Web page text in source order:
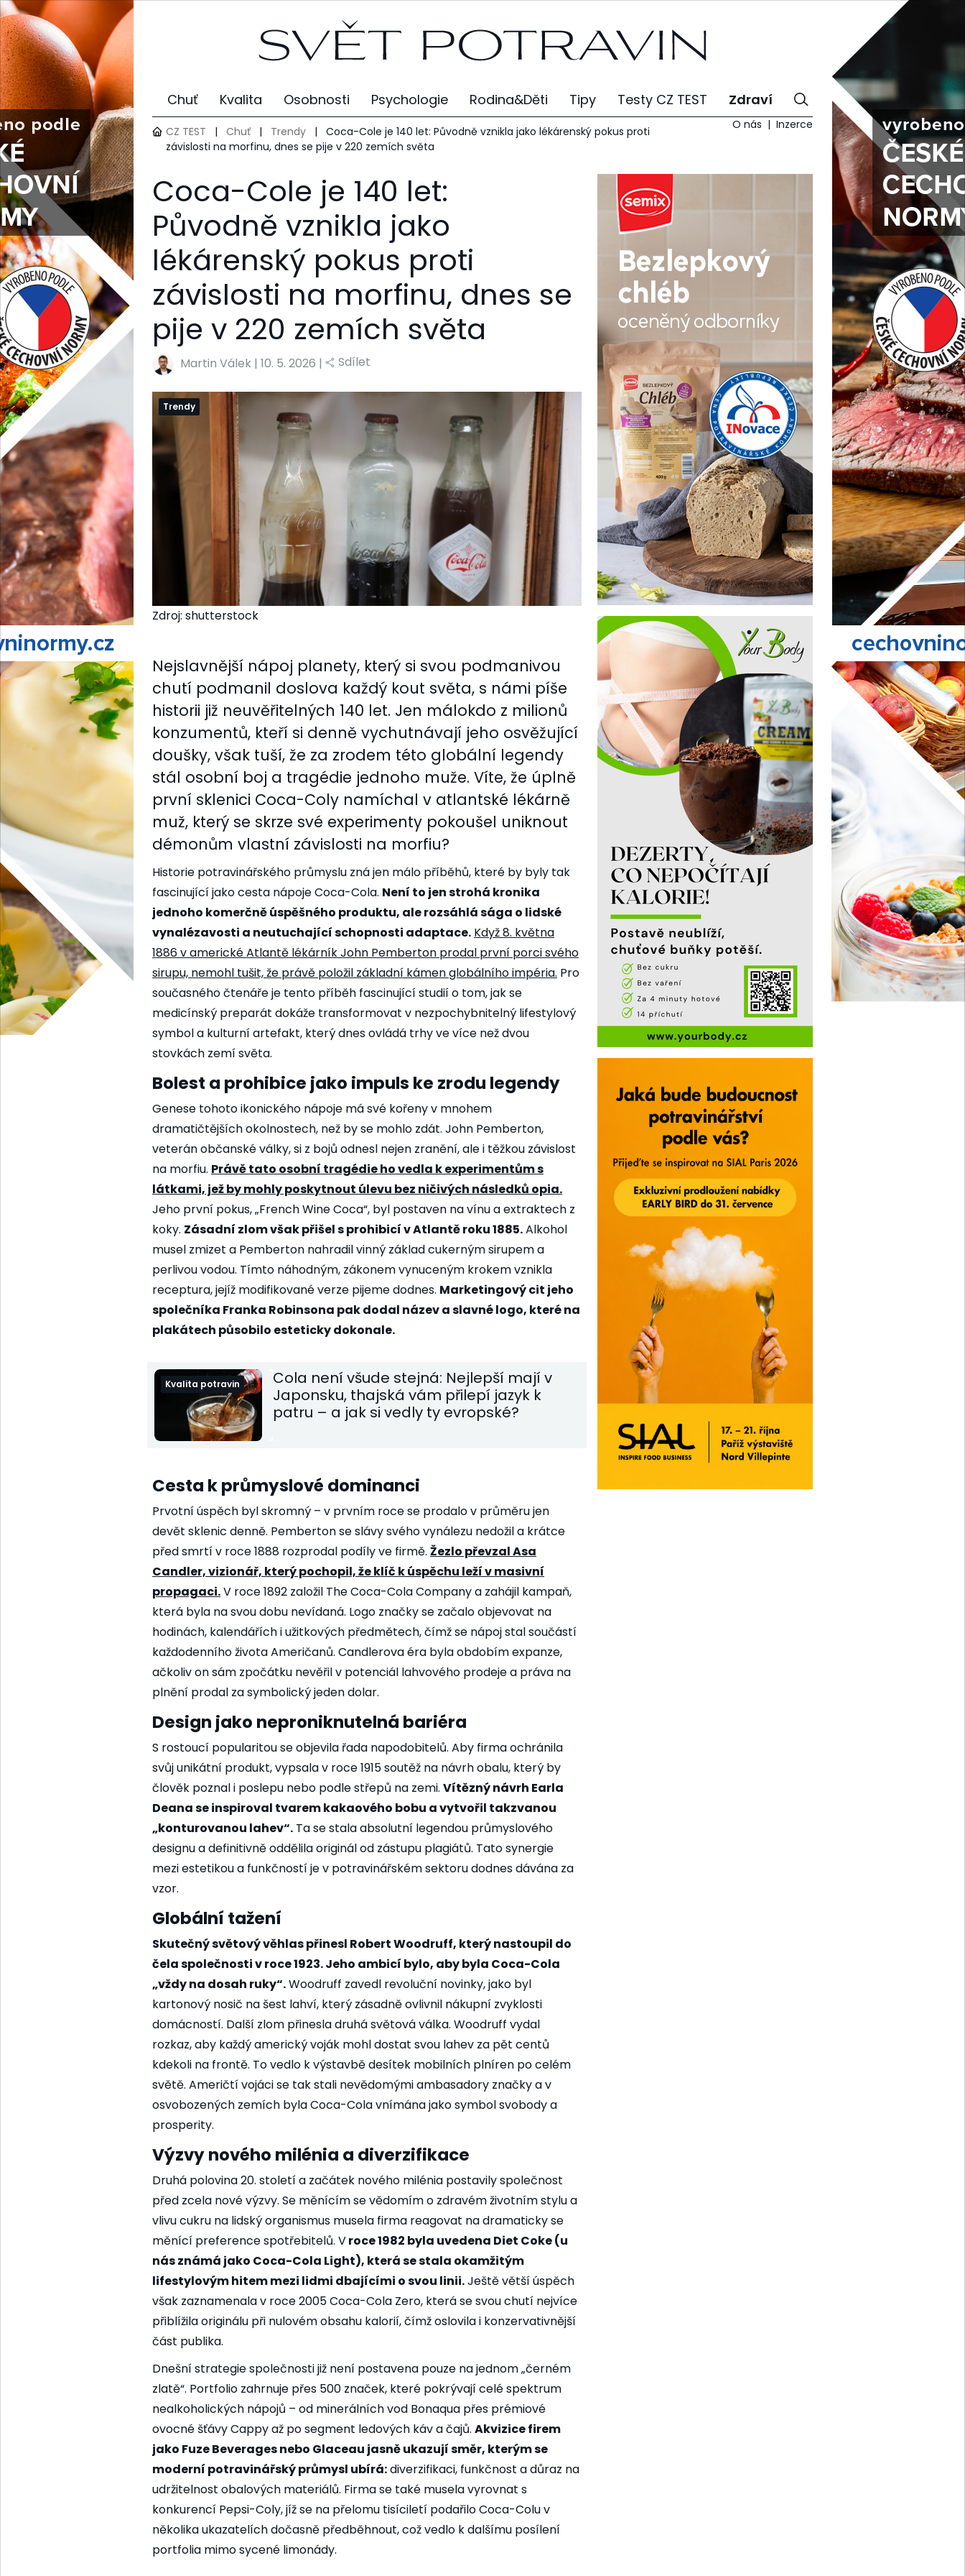
Chuť Kvalita Osobnosti Psychologie Rodina&Děti Tipy Testy CZ TEST Zdraví
CZ TEST | Chuť | Trendy |
Coca-Cole je 140 let: Původně vznikla jako lékárenský pokus proti
závislosti na morfinu, dnes se pije v 220 zemích světa
O nás Inzerce
Coca-Cole je 140 let:
Původně vznikla jako
lékárenský pokus proti
závislosti na morfinu, dnes se
pije v 220 zemích světa
Martin Válek | 10. 5. 2026 | Sdílet
Trendy
Zdroj: shutterstock
Nejslavnější nápoj planety, který si svou podmanivou
chutí podmanil doslova každý kout světa, s námi píše
historii již neuvěřitelných 140 let. Jen málokdo z milionů
konzumentů, kteří si denně vychutnávají jeho osvěžující
doušky, však tuší, že za zrodem této globální legendy
stál osobní boj a tragédie jednoho muže. Víte, že úplně
první sklenici Coca-Coly namíchal v atlantské lékárně
muž, který se skrze své experimenty pokoušel uniknout
démonům vlastní závislosti na morfiu?
Historie potravinářského průmyslu zná jen málo příběhů, které by byly tak
fascinující jako cesta nápoje Coca-Cola. Není to jen strohá kronika
jednoho komerčně úspěšného produktu, ale rozsáhlá sága o lidské
vynalézavosti a neutuchající schopnosti adaptace. Když 8. května
1886 v americké Atlantě lékárník John Pemberton prodal první porci svého
sirupu, nemohl tušit, že právě položil základní kámen globálního impéria. Pro
současného čtenáře je tento příběh fascinující studií o tom, jak se
medicínský preparát dokáže transformovat v nezpochybnitelný lifestylový
symbol a kulturní artefakt, který dnes ovládá trhy ve více než dvou
stovkách zemí světa.
Bolest a prohibice jako impuls ke zrodu legendy
Genese tohoto ikonického nápoje má své kořeny v mnohem
dramatičtějších okolnostech, než by se mohlo zdát. John Pemberton,
veterán občanské války, si z bojů odnesl nejen zranění, ale i těžkou závislost
na morfiu. Právě tato osobní tragédie ho vedla k experimentům s
látkami, jež by mohly poskytnout úlevu bez ničivých následků opia.
Jeho první pokus, „French Wine Coca“, byl postaven na vínu a extraktech z
koky. Zásadní zlom však přišel s prohibicí v Atlantě roku 1885.Alkohol
musel zmizet a Pemberton nahradil vinný základ cukerným sirupem a
perlivou vodou. Tímto náhodným, zákonem vynuceným krokem vznikla
receptura, jejíž modifikované verze pijeme dodnes. Marketingový cit jeho
společníka Franka Robinsona pak dodal název a slavné logo, které na
plakátech působilo esteticky dokonale.
Kvalita potravin
Cola není všude stejná: Nejlepší mají v
Japonsku, thajská vám přilepí jazyk k
patru – a jak si vedly ty evropské?
Cesta k průmyslové dominanci
Prvotní úspěch byl skromný – v prvním roce se prodalo v průměru jen
devět sklenic denně. Pemberton se slávy svého vynálezu nedožil a krátce
před smrtí v roce 1888 rozprodal podíly ve firmě. Žezlo převzal Asa
Candler, vizionář, který pochopil, že klíč k úspěchu leží v masivní
propagaci.V roce 1892 založil The Coca-Cola Company a zahájil kampaň,
která byla na svou dobu nevídaná. Logo značky se začalo objevovat na
hodinách, kalendářích i užitkových předmětech, čímž se nápoj stal součástí
každodenního života Američanů. Candlerova éra byla obdobím expanze,
ačkoliv on sám zpočátku nevěřil v potenciál lahvového prodeje a práva na
plnění prodal za symbolický jeden dolar.
Design jako neproniknutelná bariéra
S rostoucí popularitou se objevila řada napodobitelů. Aby firma ochránila
svůj unikátní produkt, vypsala v roce 1915 soutěž na návrh obalu, který by
člověk poznal i poslepu nebo podle střepů na zemi. Vítězný návrh Earla
Deana se inspiroval tvarem kakaového bobu a vytvořil takzvanou
„konturovanou lahev“. Ta se stala absolutní legendou průmyslového
designu a definitivně oddělila originál od zástupu plagiátů. Tato synergie
mezi estetikou a funkčností je v potravinářském sektoru dodnes dávána za
vzor.
Globální tažení
Skutečný světový věhlas přinesl Robert Woodruff, který nastoupil do
čela společnosti v roce 1923. Jeho ambicí bylo, aby byla Coca-Cola
„vždy na dosah ruky“.Woodruff zavedl revoluční novinky, jako byl
kartonový nosič na šest lahví, který zásadně ovlivnil nákupní zvyklosti
domácností. Další zlom přinesla druhá světová válka. Woodruff vydal
rozkaz, aby každý americký voják mohl dostat svou lahev za pět centů
kdekoli na frontě. To vedlo k výstavbě desítek mobilních plníren po celém
světě. Američtí vojáci se tak stali nevědomými ambasadory značky a v
osvobozených zemích byla Coca-Cola vnímána jako symbol svobody a
prosperity.
Výzvy nového milénia a diverzifikace
Druhá polovina 20. století a začátek nového milénia postavily společnost
před zcela nové výzvy. Se měnícím se vědomím o zdravém životním stylu a
vlivu cukru na lidský organismus musela firma reagovat na dramaticky se
měnící preference spotřebitelů. Vroce 1982 byla uvedena Diet Coke (u
nás známá jako Coca-Cola Light), která se stala okamžitým
lifestylovým hitem mezi lidmi dbajícími o svou linii.Ještě větší úspěch
však zaznamenala v roce 2005 Coca-Cola Zero, která se svou chutí nejvíce
přiblížila originálu při nulovém obsahu kalorií, čímž oslovila i konzervativnější
část publika.
Dnešní strategie společnosti již není postavena pouze na jednom „černém
zlatě“. Portfolio zahrnuje přes 500 značek, které pokrývají celé spektrum
nealkoholických nápojů – od minerálních vod Bonaqua přes prémiové
ovocné šťávy Cappy až po segment ledových káv a čajů. Akvizice firem
jako Fuze Beverages nebo Glaceau jasně ukazují směr, kterým se
moderní potravinářský průmysl ubírá:diverzifikaci, funkčnost a důraz na
udržitelnost obalových materiálů. Firma se také musela vyrovnat s
konkurencí Pepsi-Coly, jíž se na přelomu tisíciletí podařilo Coca-Colu v
několika ukazatelích dočasně předběhnout, což vedlo k dalšímu posílení
portfolia mimo sycené limonády.